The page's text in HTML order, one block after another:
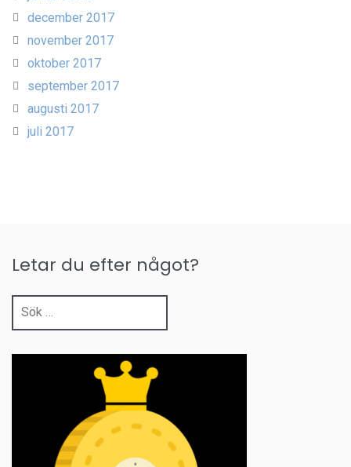
december 2017
november 2017
oktober 2017
september 2017
augusti 2017
juli 2017
Letar du efter något?
Sök